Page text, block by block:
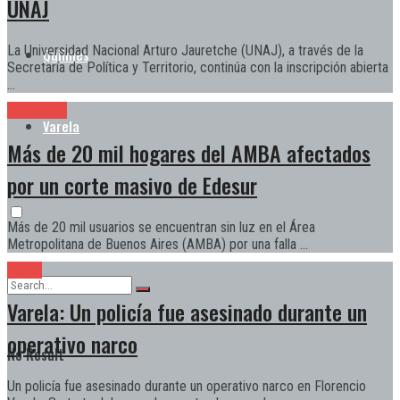
Quilmes
Varela
No Result
UNAJ
La Universidad Nacional Arturo Jauretche (UNAJ), a través de la
Secretaría de Política y Territorio, continúa con la inscripción abierta
Más de 20 mil hogares del AMBA afectados
por un corte masivo de Edesur
Más de 20 mil usuarios se encuentran sin luz en el Área
Metropolitana de Buenos Aires (AMBA) por una falla ...
Varela: Un policía fue asesinado durante un
operativo narco
Un policía fue asesinado durante un operativo narco en Florencio